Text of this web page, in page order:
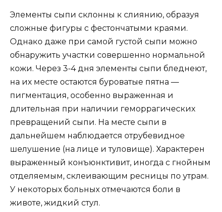
Элементы сыпи склонны к слиянию, образуя
сложные фигуры с фестончатыми краями.
Однако даже при самой густой сыпи можно
обнаружить участки совершенно нормальной
кожи. Через 3-4 дня элементы сыпи бледнеют,
на их месте остаются буроватые пятна —
пигментация, особенно выраженная и
длительная при наличии геморрагических
превращений сыпи. На месте сыпи в
дальнейшем наблюдается отрубевидное
шелушение (на лице и туловище). Характерен
выраженный конъюнктивит, иногда с гнойным
отделяемым, склеивающим ресницы по утрам.
У некоторых больных отмечаются боли в
животе, жидкий стул.